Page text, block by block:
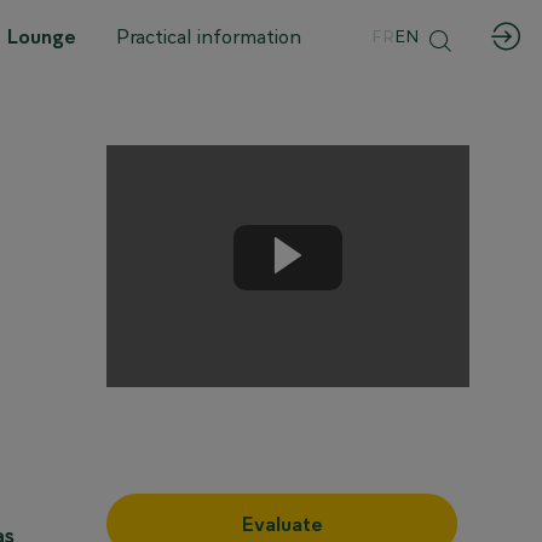
Practical information FREN
Evaluate